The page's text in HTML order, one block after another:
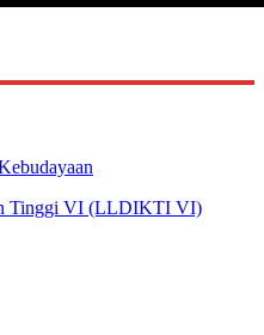
Tinggi VI (LLDIKTI VI)